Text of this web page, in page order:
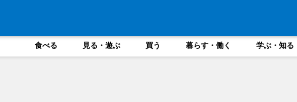
食べる 見る・遊ぶ 買う 暮らす・働く 学ぶ・知る